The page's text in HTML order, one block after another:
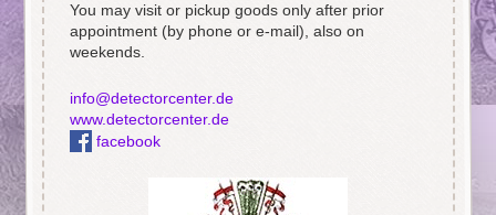
You may visit or pickup goods only after prior
appointment (by phone or e-mail), also on
weekends.
info@detectorcenter.de
www.detectorcenter.de
facebook